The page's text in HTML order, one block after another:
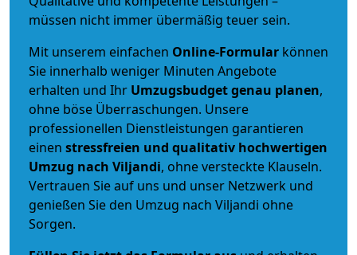
müssen nicht immer übermäßig teuer sein.
Mit unserem einfachen Online-Formular können
Sie innerhalb weniger Minuten Angebote
erhalten und Ihr Umzugsbudgetgenau planen,
ohne böse Überraschungen. Unsere
professionellen Dienstleistungen garantieren
einen stressfreien und qualitativ hochwertigen
Umzug nach Viljandi, ohne versteckte Klauseln.
Vertrauen Sie auf uns und unser Netzwerk und
genießen Sie den Umzug nach Viljandi ohne
Sorgen.